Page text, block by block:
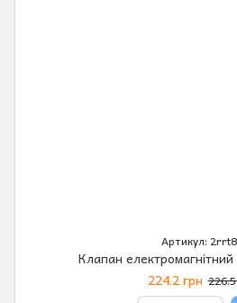
Артикул:
Клапан
224.2 грн